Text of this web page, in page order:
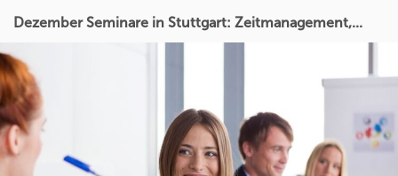
Dezember Seminare in Stuttgart: Zeitmanagement,...